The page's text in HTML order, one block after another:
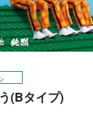
(Bタイプ)